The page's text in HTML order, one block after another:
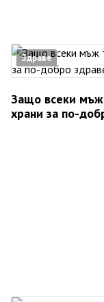
Здраве
Защо всеки
храни за по-